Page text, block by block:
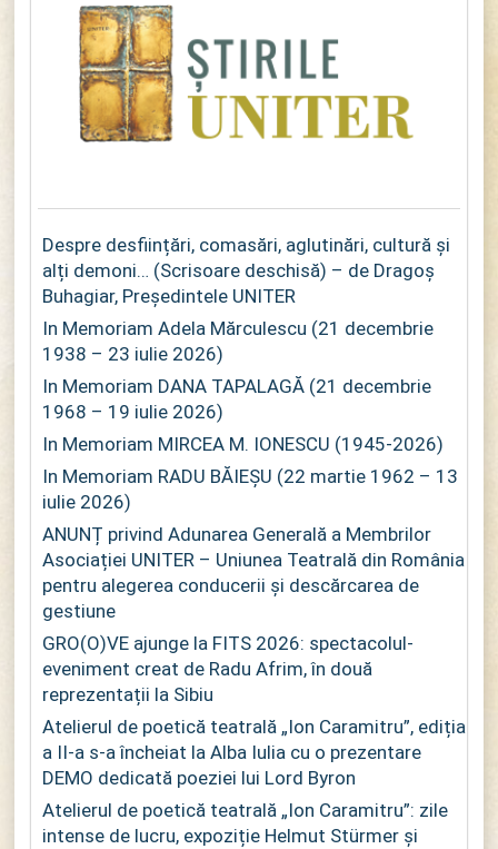
Despre desființări, comasări, aglutinări, cultură și
alți demoni… (Scrisoare deschisă) – de Dragoș
Buhagiar, Președintele UNITER
In Memoriam Adela Mărculescu (21 decembrie
1938 – 23 iulie 2026)
In Memoriam DANA TAPALAGĂ (21 decembrie
1968 – 19 iulie 2026)
In Memoriam MIRCEA M. IONESCU (1945-2026)
In Memoriam RADU BĂIEȘU (22 martie 1962 – 13
iulie 2026)
ANUNȚ privind Adunarea Generală a Membrilor
Asociației UNITER – Uniunea Teatrală din România
pentru alegerea conducerii și descărcarea de
gestiune
GRO(O)VE ajunge la FITS 2026: spectacolul-
eveniment creat de Radu Afrim, în două
reprezentații la Sibiu
Atelierul de poetică teatrală „Ion Caramitru”, ediția
a II-a s-a încheiat la Alba Iulia cu o prezentare
DEMO dedicată poeziei lui Lord Byron
Atelierul de poetică teatrală „Ion Caramitru”: zile
intense de lucru, expoziție Helmut Stürmer și